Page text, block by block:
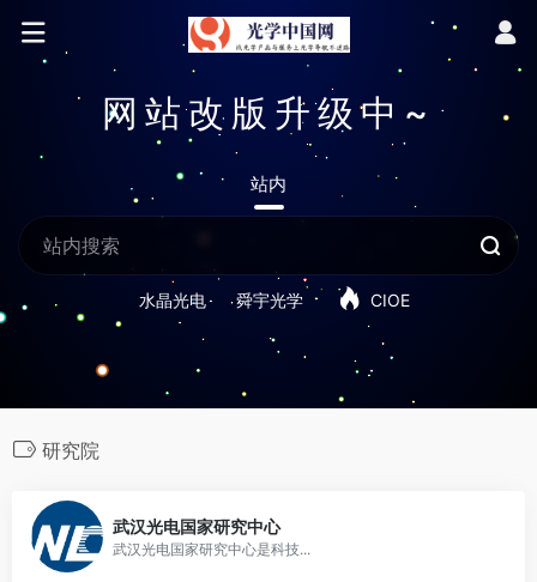
网站改版升级中~
站内
水晶光电 舜宇光学 CIOE
研究院
武汉光电国家研究中心
武汉光电国家研究中心是科技...